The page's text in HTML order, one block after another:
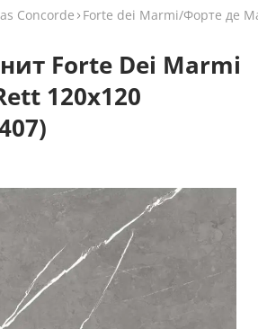
Concorde Forte dei Marmi/Форте де
Forte Dei Marmi
120x120